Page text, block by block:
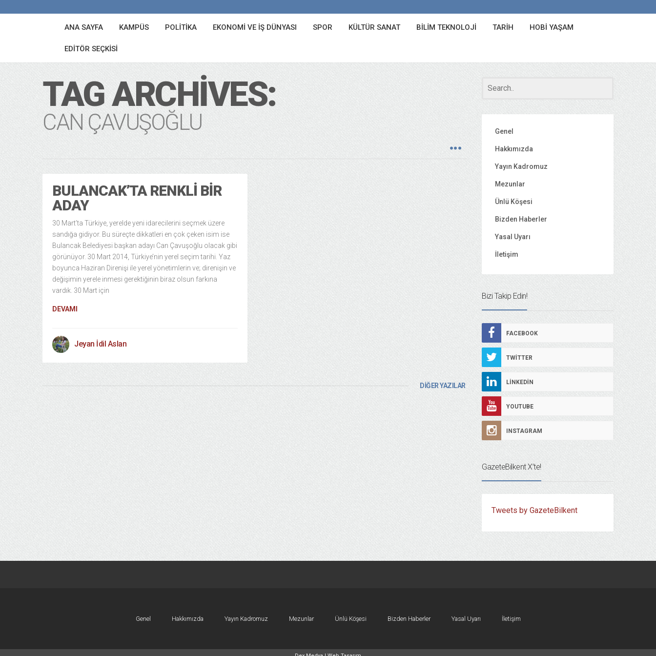
ANA SAYFA KAMPÜS POLITIKA EKONOMI VE İŞ DÜNYASI SPOR KÜLTÜR SANAT BILIM TEKNOLOJI TARIH HOBI YAŞAM
EDITÖR SEÇKISI
TAG ARCHIVES:
CAN ÇAVUŞOĞLU
BULANCAK’TA RENKLI BIR
ADAY
30 Mart’ta Türkiye, yerelde yeni idarecilerini seçmek üzere
sandığa gidiyor. Bu süreçte dikkatleri en çok çeken isim ise
Bulancak Belediyesi başkan adayı Can Çavuşoğlu olacak gibi
görünüyor. 30 Mart 2014, Türkiye’nin yerel seçim tarihi. Yaz
boyunca Haziran Direnişi ile yerel yönetimlerin ve; direnişin ve
değişimin yerele inmesi gerektiğinin biraz olsun farkına
vardık. 30 Mart için
DEVAMI
Jeyan İdil Aslan
DİĞER YAZILAR
Genel
Hakkımızda
Yayın Kadromuz
Mezunlar
Ünlü Köşesi
Bizden Haberler
Yasal Uyarı
İletişim
Bizi Takip Edin!
FACEBOOK
TWITTER
LINKEDIN
YOUTUBE
INSTAGRAM
GazeteBilkent X’te!
Tweets by GazeteBilkent
Genel Hakkımızda Yayın Kadromuz Mezunlar Ünlü Köşesi Bizden Haberler Yasal Uyarı İletişim